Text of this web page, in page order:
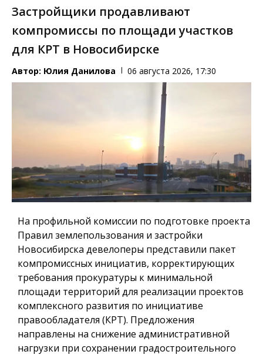
Застройщики продавливают
компромиссы по площади участков
для КРТ в Новосибирске
Автор: Юлия Данилова 06 августа 2026, 17:30
На профильной комиссии по подготовке проекта
Правил землепользования и застройки
Новосибирска девелоперы представили пакет
компромиссных инициатив, корректирующих
требования прокуратуры к минимальной
площади территорий для реализации проектов
комплексного развития по инициативе
правообладателя (КРТ). Предложения
направлены на снижение административной
нагрузки при сохранении градостроительного